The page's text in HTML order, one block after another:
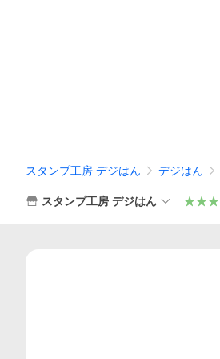
スタンプ工房 デジはん デジはん
スタンプ工房 デジはん